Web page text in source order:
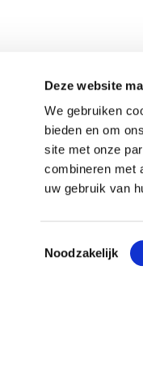
Deze website
We gebruiken
bieden en om
site met onze
combineren met
uw gebruik van
Noodzakelijk